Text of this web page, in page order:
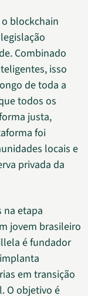
blockchain
Combinado
isso
de toda a
todos os
justa,
foi
locais e
privada da
na etapa
jovem brasileiro
é fundador
em transição
O objetivo é